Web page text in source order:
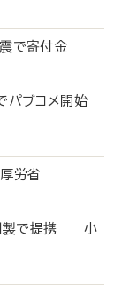
震で寄付金
パブコメ開始
労省
製で提携 小